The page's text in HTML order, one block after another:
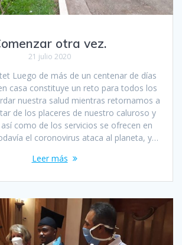
otra vez.
21 julio 2020
Luego de más de un centenar de días
casa constituye un reto para todos los
nuestra salud mientras retornamos a
de los placeres de nuestro caluroso y
como de los servicios se ofrecen en
el coronovirus ataca al planeta, y…
Leer más